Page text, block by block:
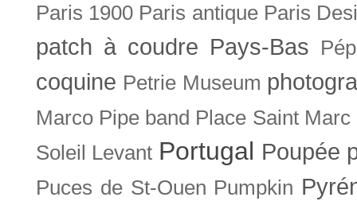
Paris 1900 Paris antique Paris
patch à coudre Pays-Bas
coquine Petrie Museum
Marco Pipe band Place Saint Marc
Soleil Levant Portugal Poupée
Puces de St-Ouen Pumpkin